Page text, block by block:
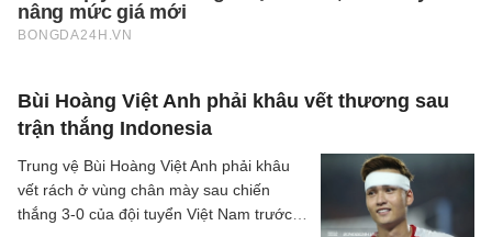
Bùi Hoàng Việt Anh phải khâu vết thương sau
trận thắng Indonesia
Trung vệ Bùi Hoàng Việt Anh phải khâu
vết rách ở vùng chân mày sau chiến
thắng 3-0 của đội tuyển Việt Nam trước